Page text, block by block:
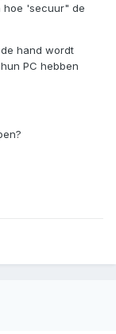
hoe 'secuur" de
hand wordt
PC hebben